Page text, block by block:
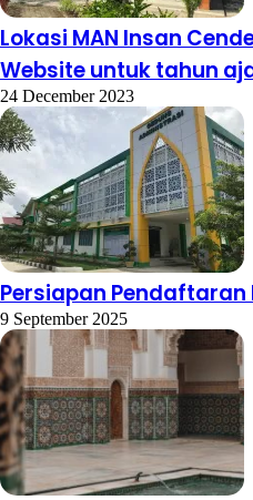
Lokasi MAN Insan
Website untuk tahun
24 December 2023
Persiapan Pendaftaran
9 September 2025